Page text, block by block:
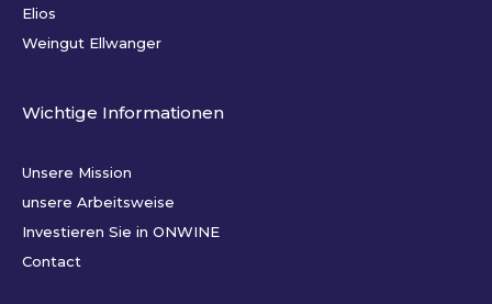
Elios
Weingut Ellwanger
Wichtige Informationen
Unsere Mission
unsere Arbeitsweise
Investieren Sie in ONWINE
Contact